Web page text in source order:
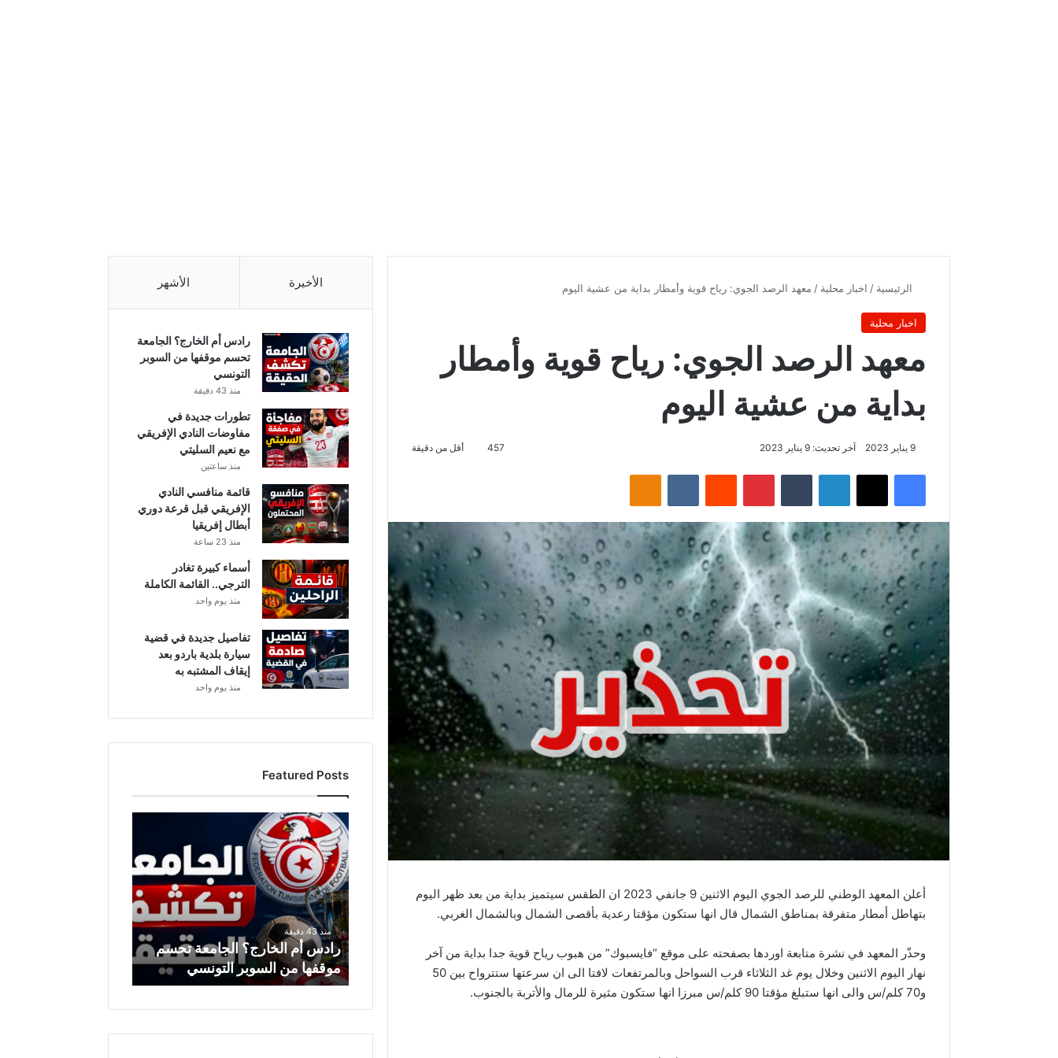
الرئيسية / اخبار محلية / معهد الرصد الجوي: رياح قوية وأمطار بداية من عشية اليوم
اخبار محلية
معهد الرصد الجوي: رياح قوية وأمطار
بداية من عشية اليوم
9 يناير 2023 آخر تحديث: 9 يناير 2023 457 أقل من دقيقة
فيسبوك ‫X لينكدإن بينتيريست Odnoklassniki
أعلن المعهد الوطني للرصد الجوي اليوم الاثنين 9 جانفي 2023 ان الطقس سيتميز بداية من بعد ظهر اليوم
بتهاطل أمطار متفرقة بمناطق الشمال قال انها ستكون مؤقتا رعدية بأقصى الشمال وبالشمال الغربي.
وحذّر المعهد في نشرة متابعة اوردها بصفحته على موقع “فايسبوك” من هبوب رياح قوية جدا بداية من آخر
نهار اليوم الاثنين وخلال يوم غد الثلاثاء قرب السواحل وبالمرتفعات لافتا الى ان سرعتها ستترواح بين 50
و70 كلم/س والى انها ستبلغ مؤقتا 90 كلم/س مبرزا انها ستكون مثيرة للرمال والأتربة بالجنوب.
الأخيرة الأشهر
رادس أم الخارج؟ الجامعة
تحسم موقفها من السوبر
التونسي
منذ 43 دقيقة
تطورات جديدة في
مفاوضات النادي الإفريقي
مع نعيم السليتي
منذ ساعتين
قائمة منافسي النادي
الإفريقي قبل قرعة دوري
أبطال إفريقيا
منذ 23 ساعة
أسماء كبيرة تغادر
الترجي.. القائمة الكاملة
منذ يوم واحد
تفاصيل جديدة في قضية
سيارة بلدية باردو بعد
إيقاف المشتبه به
منذ يوم واحد
Featured Posts
رادس
أم
الخارج؟
الجامعة
تحسم
موقفها
من
السوبر
التونسي
منذ 43 دقيقة
رادس أم الخارج؟ الجامعة تحسم
موقفها من السوبر التونسي